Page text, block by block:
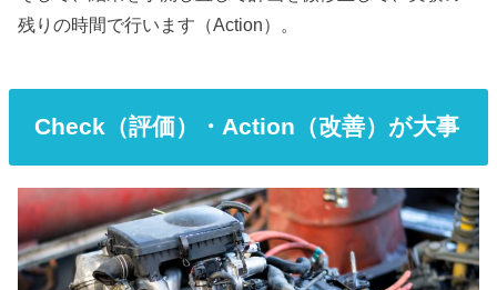
残りの時間で行います（Action）。
Check（評価）・Action（改善）が大事